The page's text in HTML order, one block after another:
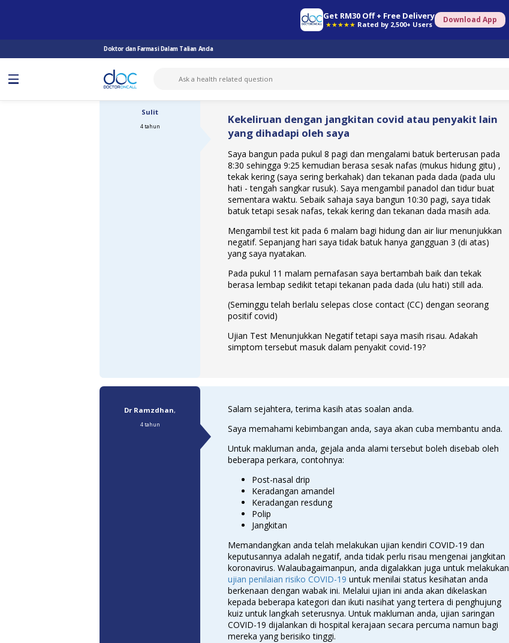
Get RM30 Off + Free Delivery
★★★★★ Rated by 2,500+ Users Download App
Doktor dan Farmasi Dalam Talian Anda
Sulit
4 tahun
Kekeliruan dengan jangkitan covid atau penyakit lain
yang dihadapi oleh saya
Saya bangun pada pukul 8 pagi dan mengalami batuk berterusan pada
8:30 sehingga 9:25 kemudian berasa sesak nafas (mukus hidung gitu) ,
tekak kering (saya sering berkahak) dan tekanan pada dada (pada ulu
hati - tengah sangkar rusuk). Saya mengambil panadol dan tidur buat
sementara waktu. Sebaik sahaja saya bangun 10:30 pagi, saya tidak
batuk tetapi sesak nafas, tekak kering dan tekanan dada masih ada.
Mengambil test kit pada 6 malam bagi hidung dan air liur menunjukkan
negatif. Sepanjang hari saya tidak batuk hanya gangguan 3 (di atas)
yang saya nyatakan.
Pada pukul 11 malam pernafasan saya bertambah baik dan tekak
berasa lembap sedikit tetapi tekanan pada dada (ulu hati) still ada.
(Seminggu telah berlalu selepas close contact (CC) dengan seorang
positif covid)
Ujian Test Menunjukkan Negatif tetapi saya masih risau. Adakah
simptom tersebut masuk dalam penyakit covid-19?
Dr Ramzdhan,
4 tahun
Salam sejahtera, terima kasih atas soalan anda.
Saya memahami kebimbangan anda, saya akan cuba membantu anda.
Untuk makluman anda, gejala anda alami tersebut boleh disebab oleh
beberapa perkara, contohnya:
Post-nasal drip
Keradangan amandel
Keradangan resdung
Polip
Jangkitan
Memandangkan anda telah melakukan ujian kendiri COVID-19 dan
keputusannya adalah negatif, anda tidak perlu risau mengenai jangkitan
koronavirus. Walaubagaimanpun, anda digalakkan juga untuk melakukan
ujian penilaian risiko COVID-19 untuk menilai status kesihatan anda
berkenaan dengan wabak ini. Melalui ujian ini anda akan dikelaskan
kepada beberapa kategori dan ikuti nasihat yang tertera di penghujung
kuiz untuk langkah seterusnya. Untuk makluman anda, ujian saringan
COVID-19 dijalankan di hospital kerajaan secara percuma namun bagi
mereka yang berisiko tinggi.